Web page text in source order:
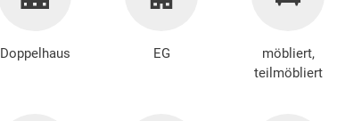
Doppelhaus EG
möbliert,
teilmöbliert